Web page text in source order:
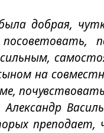
добрая,
на